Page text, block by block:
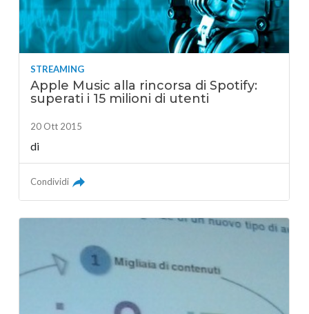
STREAMING
Apple Music alla rincorsa di Spotify:
superati i 15 milioni di utenti
20 Ott 2015
di
Condividi